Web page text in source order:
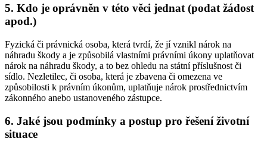
5. Kdo je oprávněn v této věci jednat (podat žádost
apod.)
Fyzická či právnická osoba, která tvrdí, že jí vznikl nárok na
náhradu škody a je způsobilá vlastními právními úkony uplatňovat
nárok na náhradu škody, a to bez ohledu na státní příslušnost či
sídlo. Nezletilec, či osoba, která je zbavena či omezena ve
způsobilosti k právním úkonům, uplatňuje nárok prostřednictvím
zákonného anebo ustanoveného zástupce.
6. Jaké jsou podmínky a postup pro řešení životní
situace